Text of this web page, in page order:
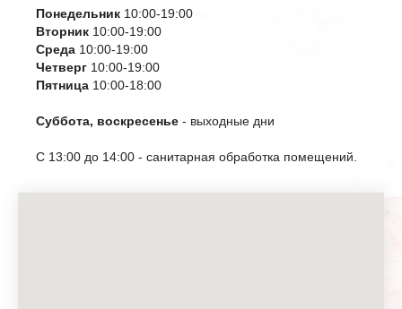
Понедельник 10:00-19:00
Вторник 10:00-19:00
Среда 10:00-19:00
Четверг 10:00-19:00
Пятница 10:00-18:00
Суббота, воскресенье - выходные дни
С 13:00 до 14:00 - санитарная обработка помещений.